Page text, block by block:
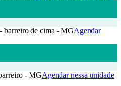
barreiro de cima - MGAgendar
- MGAgendar nessa unidade